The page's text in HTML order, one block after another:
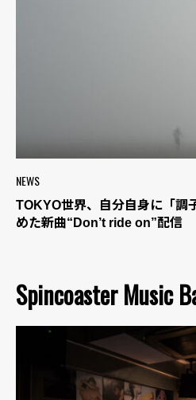
NEWS
TOKYO世界、自分自身に「調
めた新曲“Don’t ride on”配信
Spincoaster Music